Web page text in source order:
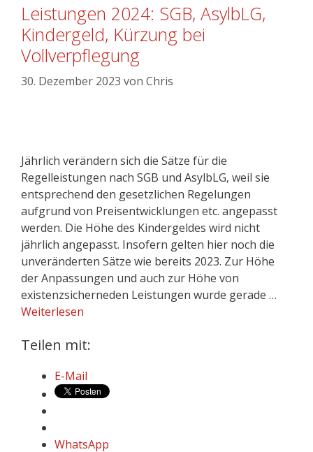
Leistungen 2024: SGB, AsylbLG,
Kindergeld, Kürzung bei
Vollverpflegung
30. Dezember 2023 von Chris
Jährlich verändern sich die Sätze für die
Regelleistungen nach SGB und AsylbLG, weil sie
entsprechend den gesetzlichen Regelungen
aufgrund von Preisentwicklungen etc. angepasst
werden. Die Höhe des Kindergeldes wird nicht
jährlich angepasst. Insofern gelten hier noch die
unveränderten Sätze wie bereits 2023. Zur Höhe
der Anpassungen und auch zur Höhe von
existenzsicherneden Leistungen wurde gerade …
Weiterlesen
Teilen mit:
E-Mail
WhatsApp